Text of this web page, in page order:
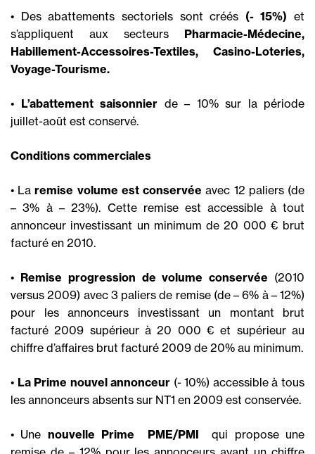
• Des abattements sectoriels sont créés (- 15%) et
s’appliquent aux secteurs Pharmacie-Médecine,
Habillement-Accessoires-Textiles, Casino-Loteries,
Voyage-Tourisme.
• L’abattement saisonnier de – 10% sur la période
juillet-août est conservé.
Conditions commerciales
• Laremise volume est conservée avec 12 paliers (de
– 3% à – 23%). Cette remise est accessible à tout
annonceur investissant un minimum de 20 000 € brut
facturé en 2010.
• Remise progression de volume conservée (2010
versus 2009) avec 3 paliers de remise (de – 6% à – 12%)
pour les annonceurs investissant un montant brut
facturé 2009 supérieur à 20 000 € et supérieur au
chiffre d’affaires brut facturé 2009 de 20% au minimum.
• La Prime nouvel annonceur (- 10%) accessible à tous
les annonceurs absents sur NT1 en 2009 est conservée.
• Une nouvelle Prime  PME/PMI 
qui propose une